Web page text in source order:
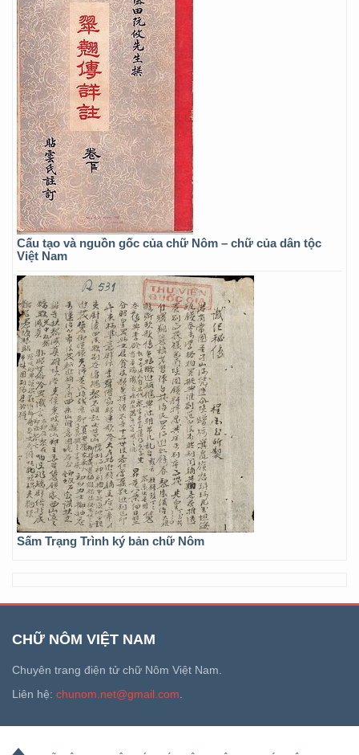
Cấu tạo và nguồn gốc của chữ Nôm – chữ của dân tộc
Việt Nam
Sấm Trạng Trình ký bản chữ Nôm
CHỮ NÔM VIỆT NAM
Chuyên trang điện tử chữ Nôm Việt Nam.
Liên hệ: chunom.net@gmail.com